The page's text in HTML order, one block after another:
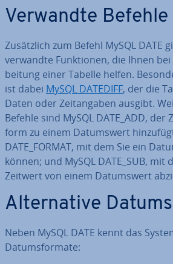
Verwandte Befehle
Zu­sätz­lich zum Befehl MySQL DATE
verwandte Funk­tio­nen, die Ihnen
bei­tung einer Tabelle helfen.
ist dabei MySQL DATEDIFF, der die
Daten oder Zeit­an­ga­ben ausgibt.
Befehle sind MySQL DATE_ADD,
form zu einem Da­tums­wert
DATE_FORMAT, mit dem Sie ein
können; und MySQL DATE_SUB, mit
Zeitwert von einem Da­tums­wert
Al­ter­na­ti­ve
Neben MySQL DATE kennt das
Da­tums­for­ma­te: